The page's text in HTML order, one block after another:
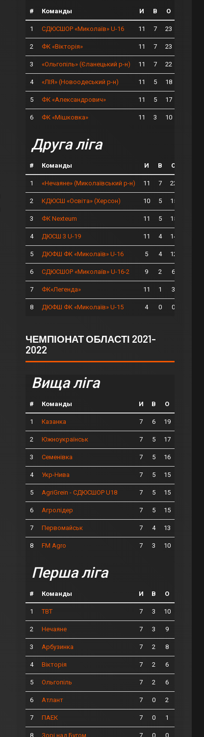
# Команды И В О
1 СДЮСШОР «Миколаїв» U-16 11 7 23
2 ФК «Вікторія» 11 7 23
3 «Ольгопіль» (Єланецький р-н) 11 7 22
4 «ЛІЯ» (Новоодеський р-н) 11 5 18
5 ФК «Александрович» 11 5 17
6 ФК «Мішковка» 11 3 10
Друга ліга
# Команды И В О
1 «Нечаяне» (Миколаївський р-н) 11 7 22
2 КДЮСШ «Освіта» (Херсон) 10 5 15
3 ФК Nexteum 11 5 15
4 ДЮСШ 3 U-19 11 4 14
5 ДЮФШ ФК «Миколаїв» U-16 5 4 12
6 СДЮСШОР «Миколаїв» U-16-2 9 2 6
7 ФК«Легенда» 11 1 3
8 ДЮФШ ФК «Миколаїв» U-15 4 0 0
ЧЕМПІОНАТ ОБЛАСТІ 2021-
2022
Вища ліга
# Команды И В О
1 Казанка 7 6 19
2 Южноукраїнськ 7 5 17
3 Семенівка 7 5 16
4 Укр-Нива 7 5 15
5 AgriGrein - СДЮСШОР U18 7 5 15
6 Агролідер 7 5 15
7 Первомайськ 7 4 13
8 FM Agro 7 3 10
Перша ліга
# Команды И В О
1 ТВТ 7 3 10
2 Нечаяне 7 3 9
3 Арбузинка 7 2 8
4 Вікторія 7 2 6
5 Ольгопіль 7 2 6
6 Атлант 7 0 2
7 ПАЕК 7 0 1
8 Зорі над Бугом 7 0 0